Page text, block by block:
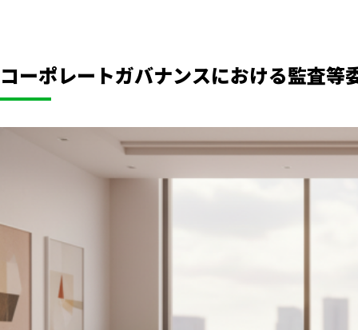
コーポレートガバナンスにおける監査等